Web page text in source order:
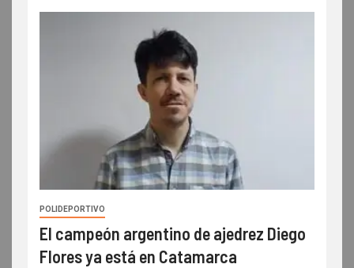
POLIDEPORTIVO
El campeón argentino de ajedrez Diego
Flores ya está en Catamarca